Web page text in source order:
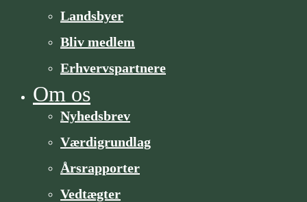
Landsbyer
Bliv medlem
Erhvervspartnere
Om os
Nyhedsbrev
Værdigrundlag
Årsrapporter
Vedtægter